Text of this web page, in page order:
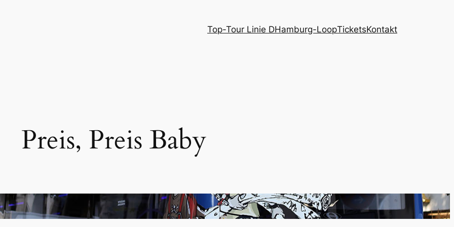
Top-Tour Linie DHamburg-LoopTicketsKontakt
Preis, Preis Baby